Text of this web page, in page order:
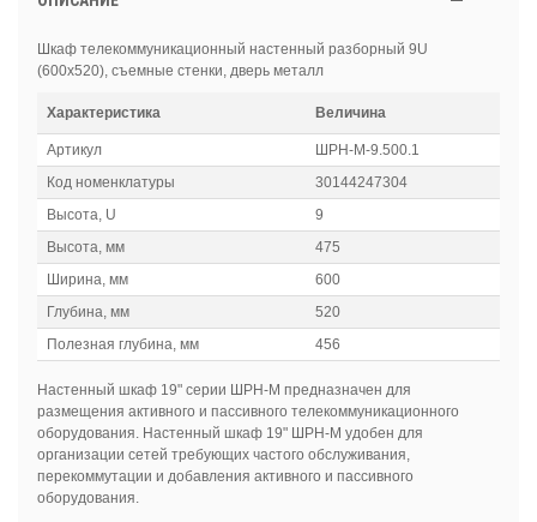
Шкаф телекоммуникационный настенный разборный 9U
(600х520), съемные стенки, дверь металл
Характеристика Величина
Артикул
ШРН-М-9.500.1
Код номенклатуры
30144247304
Высота, U
9
Высота, мм
475
Ширина, мм
600
Глубина, мм
520
Полезная глубина, мм
456
Настенный шкаф 19" серии ШРН-М предназначен для
размещения активного и пассивного телекоммуникационного
оборудования. Настенный шкаф 19" ШРН-М удобен для
организации сетей требующих частого обслуживания,
перекоммутации и добавления активного и пассивного
оборудования.